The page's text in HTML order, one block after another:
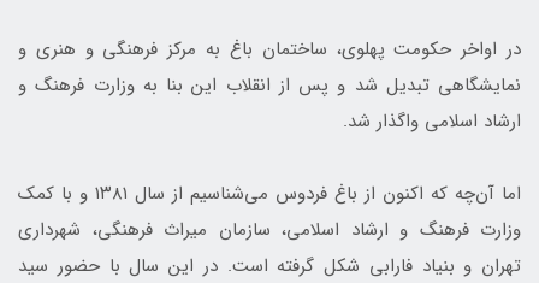
در اواخر حکومت پهلوی، ساختمان باغ به مرکز فرهنگی و هنری و
نمایشگاهی تبدیل شد و پس از انقلاب این بنا به وزارت فرهنگ و
ارشاد اسلامی واگذار شد.
اما آن‌چه که اکنون از باغ فردوس می‌شناسیم از سال ۱۳۸۱ و با کمک
وزارت فرهنگ و ارشاد اسلامی، سازمان میراث فرهنگی، شهرداری
تهران و بنیاد فارابی شکل گرفته است. در این سال با حضور سید